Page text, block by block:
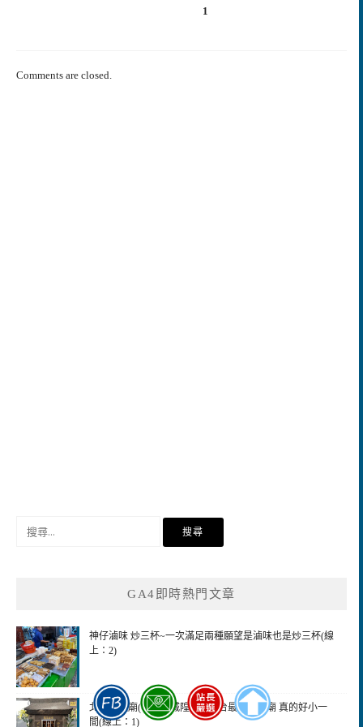
1
Comments are closed.
GA4即時熱門文章
神仔滷味 炒三杯~一次滿足兩種願望是滷味也是炒三杯(線
上：2)
北投城隍廟(嗄嘮別城隍廟)~全台最小城隍廟 真的好小一
間(線上：1)